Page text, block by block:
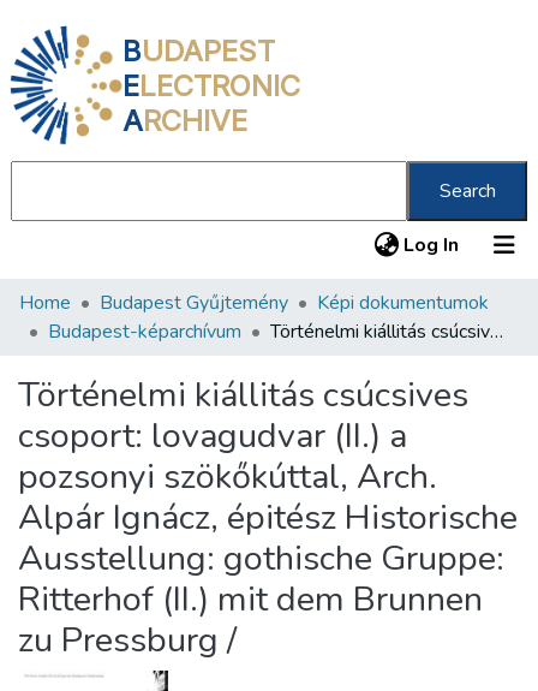
BUDAPEST
ELECTRONIC
ARCHIVE
Search
Log In (current)
Communities & Collections
Statistics
About us
Home Budapest Gyűjtemény
Képi dokumentumok
Budapest-képarchívum
Történelmi kiállitás csúcsives csoport: lovagudvar (II.) a pozsonyi szökőkúttal, Arch. Alpár Ignácz, épitész Historische Ausstellung: gothische Gruppe: Ritterhof (II.) mit dem Brunnen zu Pressburg /
Történelmi kiállitás csúcsives
csoport: lovagudvar (II.) a
pozsonyi szökőkúttal, Arch.
Alpár Ignácz, épitész Historische
Ausstellung: gothische Gruppe:
Ritterhof (II.) mit dem Brunnen
zu Pressburg /